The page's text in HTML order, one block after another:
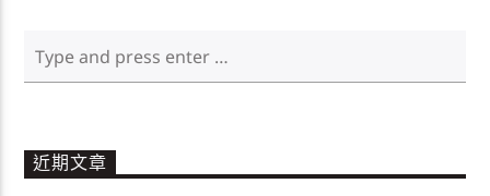
近期文章